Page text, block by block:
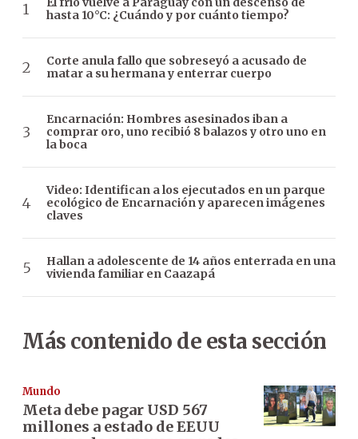
hasta 10°C: ¿Cuándo y por cuánto tiempo?
Corte anula fallo que sobreseyó a acusado de
matar a su hermana y enterrar cuerpo
Encarnación: Hombres asesinados iban a
comprar oro, uno recibió 8 balazos y otro uno en
la boca
Video: Identifican a los ejecutados en un parque
ecológico de Encarnación y aparecen imágenes
claves
Hallan a adolescente de 14 años enterrada en una
vivienda familiar en Caazapá
Más contenido de esta sección
Mundo
Meta debe pagar USD 567
millones a estado de EEUU